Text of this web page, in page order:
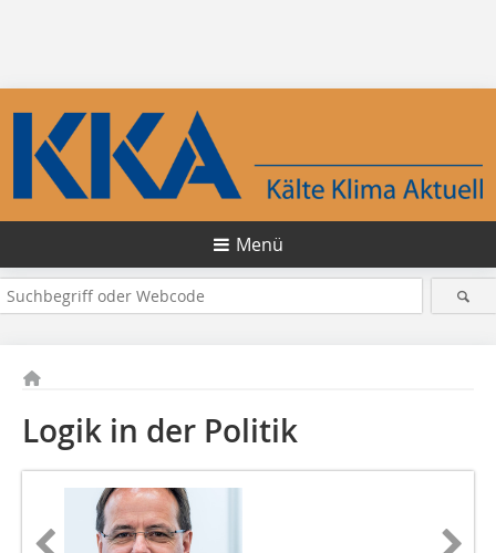
Menü
Logik in der Politik